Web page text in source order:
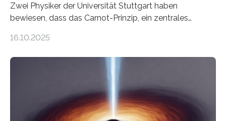
Zwei Physiker der Universität Stuttgart haben
bewiesen, dass das Carnot-Prinzip, ein zentrales
Größenordnung von Atomen gilt, deren physikalische
Quantenmotoren voranbringen. Das
Wissenschaftsjournal Science Advances veröffentlichte
die Herleitung. (DOI: 10.1126/sciadv.adw8462)
16.10.2025